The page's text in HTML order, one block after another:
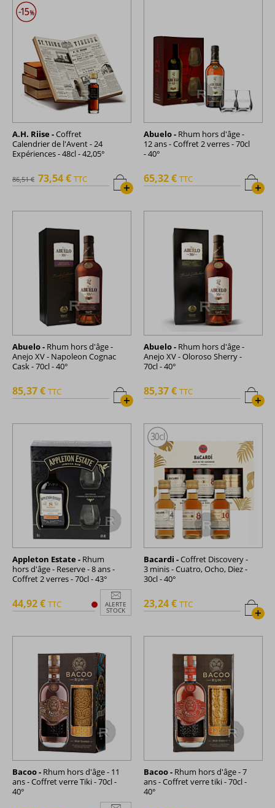
A.H. Riise -Coffret
Calendrier de l'Avent - 24
Expériences - 48cl - 42,05°
+
86,51 € 73,54 € TTC
Abuelo - Rhum hors d'âge -
12 ans - Coffret 2 verres - 70cl
- 40°
+
65,32 € TTC
Abuelo - Rhum hors d'âge -
Anejo XV - Napoleon Cognac
Cask - 70cl - 40°
+
85,37 € TTC
Abuelo - Rhum hors d'âge -
Anejo XV - Oloroso Sherry -
70cl - 40°
+
85,37 € TTC
Appleton Estate - Rhum
hors d'âge - Reserve - 8 ans -
Coffret 2 verres - 70cl - 43°
ALERTE
STOCK
44,92 € TTC
Bacardi -Coffret Discovery -
3 minis - Cuatro, Ocho, Diez -
30cl - 40°
+
23,24 € TTC
Bacoo - Rhum hors d'âge - 11
ans - Coffret verre Tiki - 70cl -
40°
Bacoo - Rhum hors d'âge - 7
ans - Coffret verre tiki - 70cl -
40°